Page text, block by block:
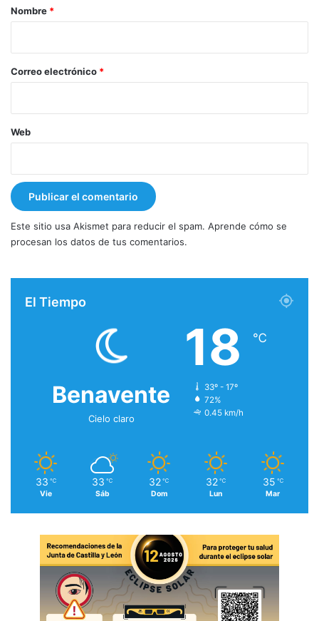
r
*
Nombre *
Correo electrónico *
Web
Este sitio usa Akismet para reducir el spam. Aprende cómo se
procesan los datos de tus comentarios.
El Tiempo
Benavente
Cielo claro
18 ℃
33º - 17º
72%
0.45 km/h
33 ℃
Vie
33 ℃
Sáb
32 ℃
Dom
32 ℃
Lun
35 ℃
Mar